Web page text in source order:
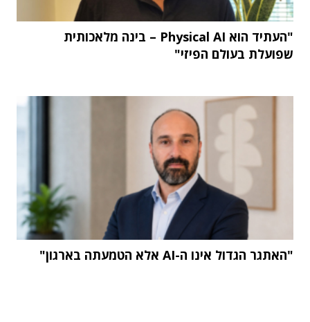
"העתיד הוא Physical AI – בינה מלאכותית
שפועלת בעולם הפיזי"
"האתגר הגדול אינו ה-AI אלא הטמעתה בארגון"